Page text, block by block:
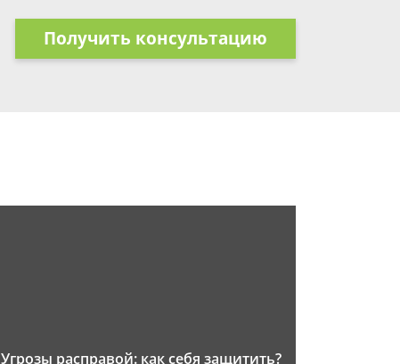
Получить консультацию
Угрозы расправой: как себя защитить?